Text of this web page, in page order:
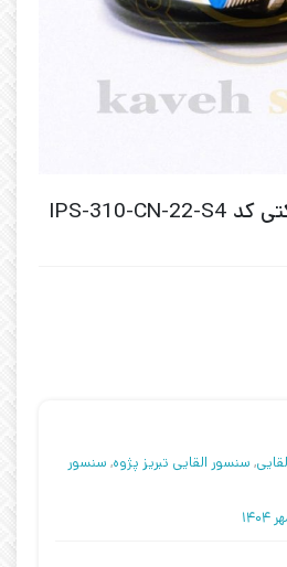
سنسور القایی سوکتی کد IPS-310-CN-22-S4
, سنسور القایی تبریز پژوه, سنسور